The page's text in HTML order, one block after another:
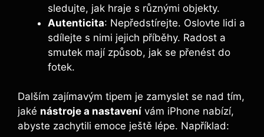
sledujte, jak hraje s různými objekty.
Autenticita: Nepředstírejte. Oslovte lidi a
sdílejte s nimi jejich příběhy. Radost a
smutek mají způsob, jak se přenést do
fotek.
Dalším zajímavým tipem je zamyslet se nad tím,
jaké nástroje a nastavení vám iPhone nabízí,
abyste zachytili emoce ještě lépe. Například: